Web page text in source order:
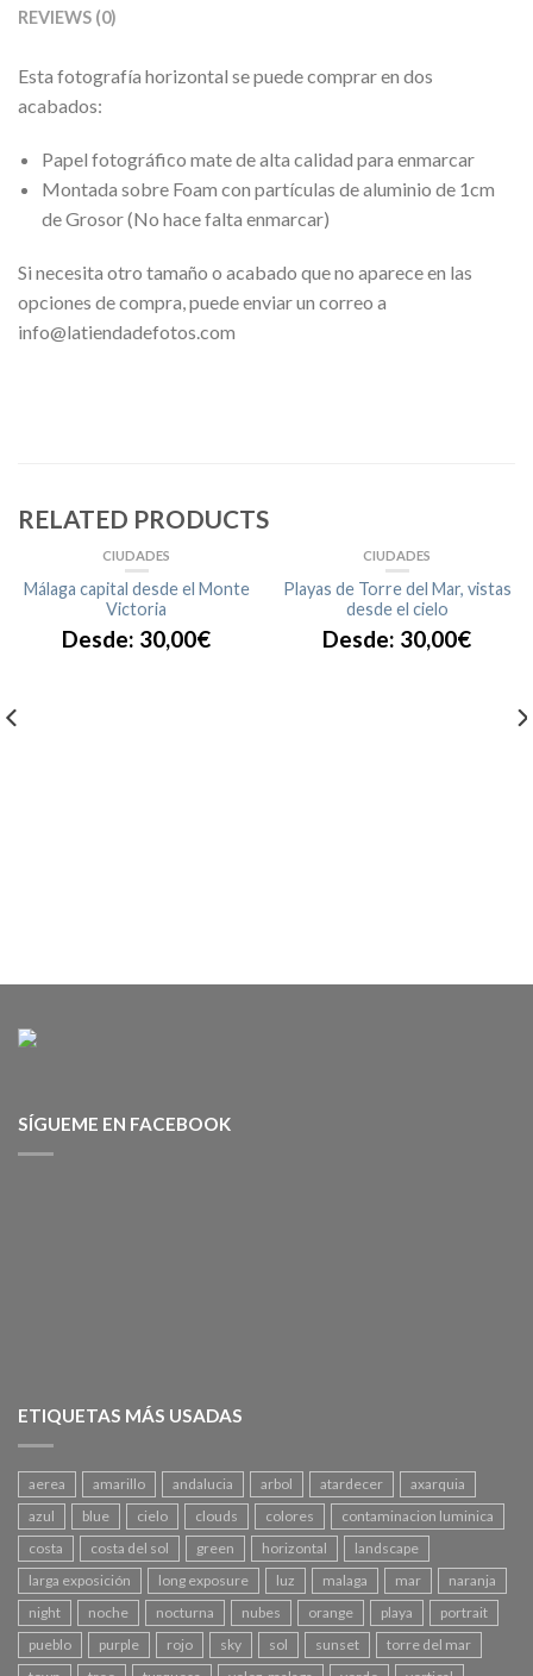
REVIEWS (0)
Esta fotografía horizontal se puede comprar en dos
acabados:
Papel fotográfico mate de alta calidad para enmarcar
Montada sobre Foam con partículas de aluminio de 1cm
de Grosor (No hace falta enmarcar)
Si necesita otro tamaño o acabado que no aparece en las
opciones de compra, puede enviar un correo a
info@latiendadefotos.com
RELATED PRODUCTS
CIUDADES
Málaga capital desde el Monte
Victoria
Desde: 30,00€
CIUDADES
Playas de Torre del Mar, vistas
desde el cielo
Desde: 30,00€
SÍGUEME EN FACEBOOK
ETIQUETAS MÁS USADAS
aerea amarillo andalucia arbol atardecer
axarquia
azul
blue cielo clouds colores
contaminacion luminica
costa
costa del sol green horizontal
landscape
larga exposición
long exposure luz malaga mar
naranja
night
noche nocturna nubes orange playa
portrait
pueblo
purple rojo sky sol sunset
torre del mar